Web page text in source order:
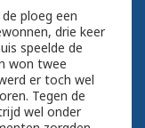
ploeg een
drie keer
speelde de
won twee
er toch wel
Tegen de
wel onder